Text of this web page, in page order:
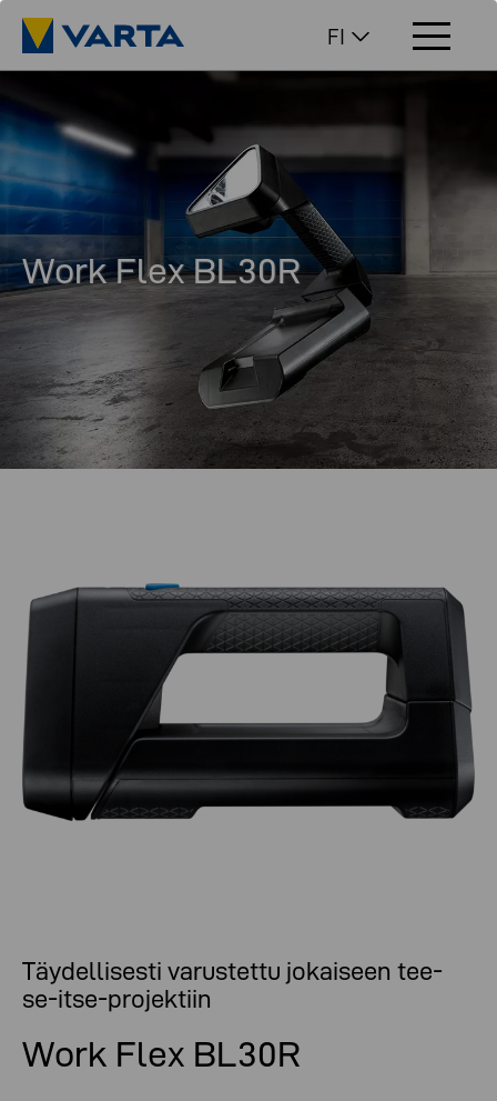
FI
Work Flex BL30R
Täydellisesti varustettu jokaiseen tee-
se-itse-projektiin
Work Flex BL30R